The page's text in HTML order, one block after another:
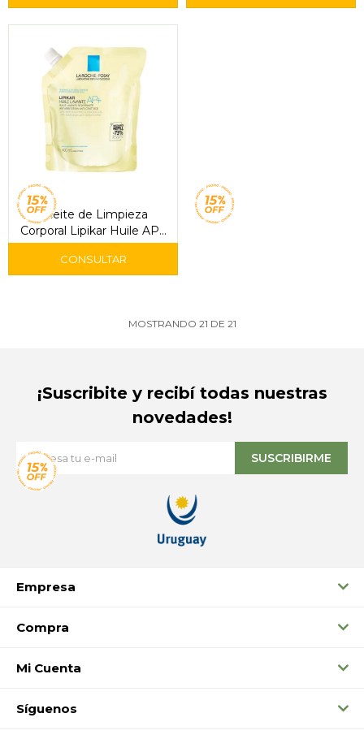
Aceite de Limpieza
Corporal Lipikar Huile AP+
400 ml Refill – La Roche-
Posay
MOSTRANDO 21 DE 21
Empresa
Compra
Mi Cuenta
Síguenos
¡Suscribite y recibí todas nuestras
novedades!
SUSCRIBIRME